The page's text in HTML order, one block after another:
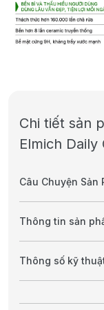
Chi tiết sản
Elmich Daily
Câu Chuyện Sản
Thông tin sản
Thông số kỹ